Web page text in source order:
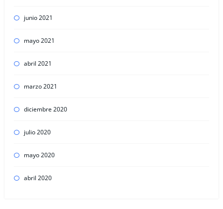
junio 2021
mayo 2021
abril 2021
marzo 2021
diciembre 2020
julio 2020
mayo 2020
abril 2020